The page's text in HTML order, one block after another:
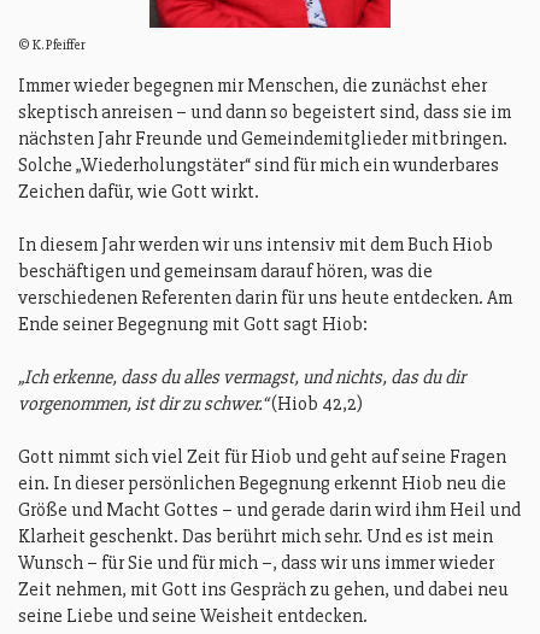
© K. Pfeiffer
Immer wieder begegnen mir Menschen, die zunächst eher
skeptisch anreisen – und dann so begeistert sind, dass sie im
nächsten Jahr Freunde und Gemeindemitglieder mitbringen.
Solche „Wiederholungstäter“ sind für mich ein wunderbares
Zeichen dafür, wie Gott wirkt.
In diesem Jahr werden wir uns intensiv mit dem Buch Hiob
beschäftigen und gemeinsam darauf hören, was die
verschiedenen Referenten darin für uns heute entdecken. Am
Ende seiner Begegnung mit Gott sagt Hiob:
„Ich erkenne, dass du alles vermagst, und nichts, das du dir
vorgenommen, ist dir zu schwer.“(Hiob 42,2)
Gott nimmt sich viel Zeit für Hiob und geht auf seine Fragen
ein. In dieser persönlichen Begegnung erkennt Hiob neu die
Größe und Macht Gottes – und gerade darin wird ihm Heil und
Klarheit geschenkt. Das berührt mich sehr. Und es ist mein
Wunsch – für Sie und für mich –, dass wir uns immer wieder
Zeit nehmen, mit Gott ins Gespräch zu gehen, und dabei neu
seine Liebe und seine Weisheit entdecken.